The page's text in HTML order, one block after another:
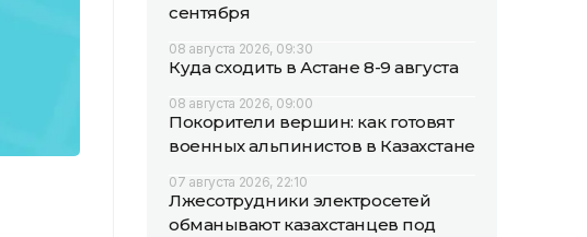
сентября
08 августа 2026, 09:30
Куда сходить в Астане 8-9 августа
08 августа 2026, 09:00
Покорители вершин: как готовят
военных альпинистов в Казахстане
07 августа 2026, 22:10
Лжесотрудники электросетей
обманывают казахстанцев под